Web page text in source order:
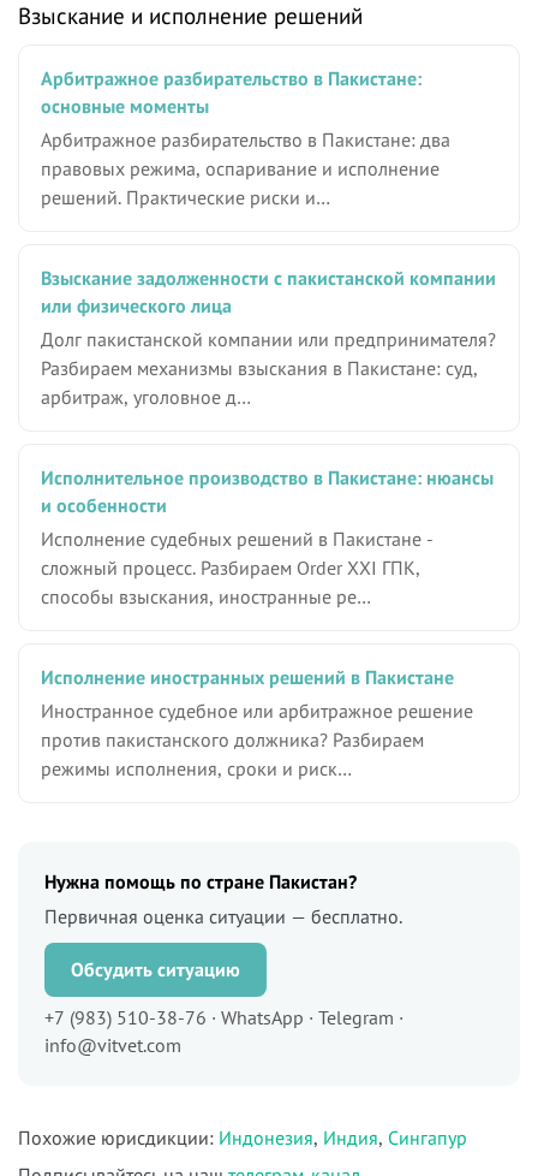
Взыскание и исполнение решений
Арбитражное разбирательство в Пакистане:
основные моменты
Арбитражное разбирательство в Пакистане: два
правовых режима, оспаривание и исполнение
решений. Практические риски и…
Взыскание задолженности с пакистанской компании
или физического лица
Долг пакистанской компании или предпринимателя?
Разбираем механизмы взыскания в Пакистане: суд,
арбитраж, уголовное д…
Исполнительное производство в Пакистане: нюансы
и особенности
Исполнение судебных решений в Пакистане -
сложный процесс. Разбираем Order XXI ГПК,
способы взыскания, иностранные ре…
Исполнение иностранных решений в Пакистане
Иностранное судебное или арбитражное решение
против пакистанского должника? Разбираем
режимы исполнения, сроки и риск…
Нужна помощь по стране Пакистан?
Первичная оценка ситуации — бесплатно.
Обсудить ситуацию
+7 (983) 510-38-76 · WhatsApp · Telegram ·
info@vitvet.com
Похожие юрисдикции: Индонезия, Индия, Сингапур